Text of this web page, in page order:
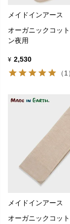
メイドインアース
オーガニックコッ
ン夜用
¥ 2,530
（1
メイドインアース
オーガニックコッ